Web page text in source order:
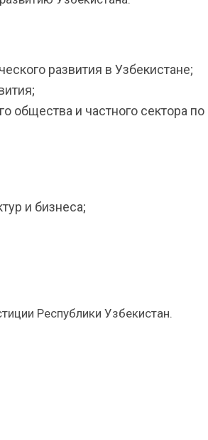
развития в Узбекистане;
общества и частного сектора по
и бизнеса;
Республики Узбекистан.